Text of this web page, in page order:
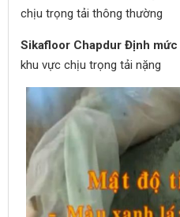
chịu trọng tải thông thường
Sikafloor Chapdur Định mức
khu vực chịu trọng tải nặng